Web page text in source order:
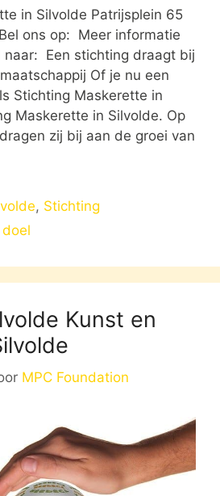
in Silvolde Patrijsplein 65
ons op: Meer informatie
Een stichting draagt bij
Of je nu een
Stichting Maskerette in
Maskerette in Silvolde. Op
zij bij aan de groei van
, Stichting
Kunst en
MPC Foundation